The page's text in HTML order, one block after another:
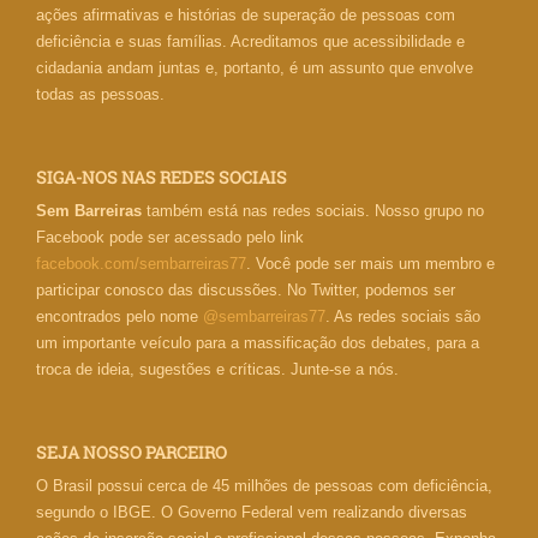
ações afirmativas e histórias de superação de pessoas com
deficiência e suas famílias. Acreditamos que acessibilidade e
cidadania andam juntas e, portanto, é um assunto que envolve
todas as pessoas.
SIGA-NOS NAS REDES SOCIAIS
Sem Barreiras também está nas redes sociais. Nosso grupo no
Facebook pode ser acessado pelo link
facebook.com/sembarreiras77. Você pode ser mais um membro e
participar conosco das discussões. No Twitter, podemos ser
encontrados pelo nome @sembarreiras77. As redes sociais são
um importante veículo para a massificação dos debates, para a
troca de ideia, sugestões e críticas. Junte-se a nós.
SEJA NOSSO PARCEIRO
O Brasil possui cerca de 45 milhões de pessoas com deficiência,
segundo o IBGE. O Governo Federal vem realizando diversas